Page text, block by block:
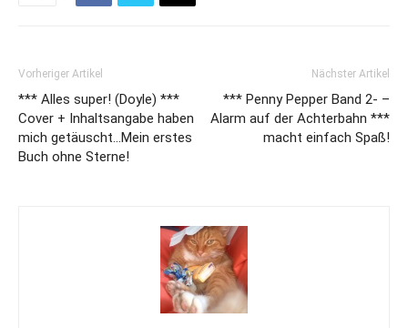
Vorheriger Artikel
*** Alles super! (Doyle) ***
Cover + Inhaltsangabe haben
mich getäuscht…Mein erstes
Buch ohne Sterne!
Nächster Artikel
*** Penny Pepper Band 2- –
Alarm auf der Achterbahn ***
macht einfach Spaß!